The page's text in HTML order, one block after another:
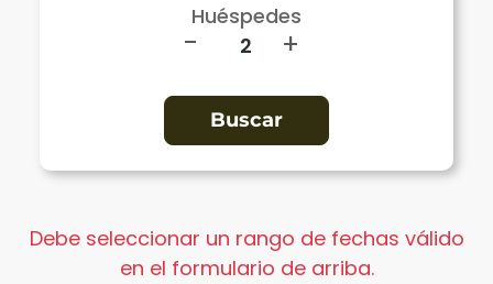
Huéspedes
- +
Debe seleccionar un rango de fechas válido
en el formulario de arriba.